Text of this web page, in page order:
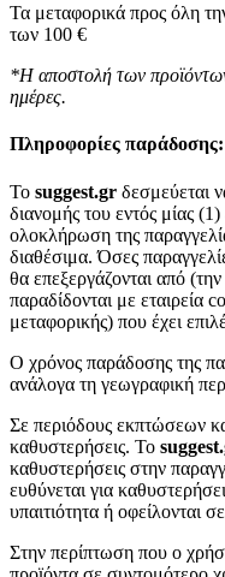
Τα μεταφορικά προς όλη
των 100 €
*Η αποστολή των προϊόντων
ημέρες.
Πληροφορίες παράδοσης:
To suggest.gr δεσμεύεται
διανομής του εντός μίας
ολοκλήρωση της
διαθέσιμα. Όσες
θα επεξεργάζονται από
παραδίδονται με εταιρεία
μεταφορικής) που έχει
Ο χρόνος παράδοσης της
ανάλογα τη γεωγραφική
Σε περιόδους εκπτώσεων
καθυστερήσεις. Το
καθυστερήσεις στην
ευθύνεται για
υπαιτιότητα ή οφείλονται
Στην περίπτωση που ο